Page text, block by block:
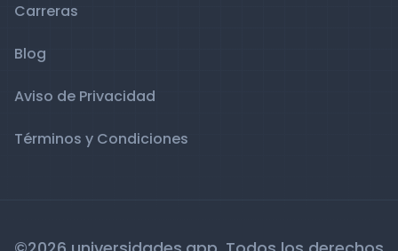
Carreras
Blog
Aviso de Privacidad
Términos y Condiciones